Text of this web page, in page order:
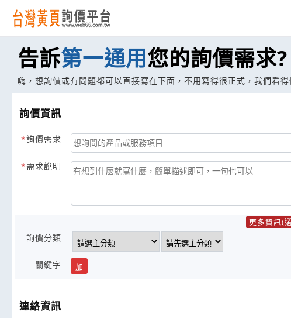
告訴第一通用您的詢價需求?
嗨，想詢價或有問題都可以直接寫在下面，不用寫得很正式，我們看
詢價資訊
詢價需求
需求說明
更多資訊(
詢價分類
關鍵字 加
連絡資訊